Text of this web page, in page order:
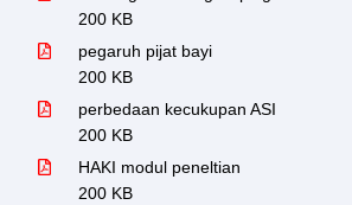
200 KB
pegaruh pijat bayi
200 KB
perbedaan kecukupan ASI
200 KB
HAKI modul peneltian
200 KB